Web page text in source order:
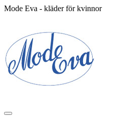
Mode Eva - kläder för kvinnor